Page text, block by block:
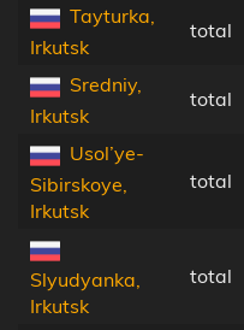
Tayturka,
Irkutsk
total
Sredniy,
Irkutsk
total
Usol’ye-
Sibirskoye,
Irkutsk
total
Slyudyanka,
Irkutsk
total